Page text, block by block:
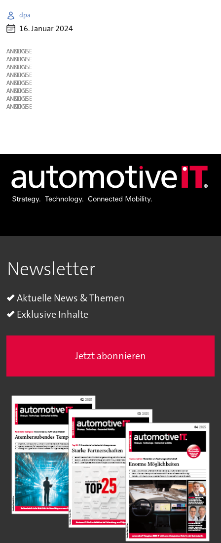
dpa
16. Januar 2024
ANZEIGE
ANZEIGE
ANZEIGE
ANZEIGE
ANZEIGE
ANZEIGE
ANZEIGE
ANZEIGE
Newsletter
Aktuelle News & Themen
Exklusive Inhalte
Jetzt abonnieren